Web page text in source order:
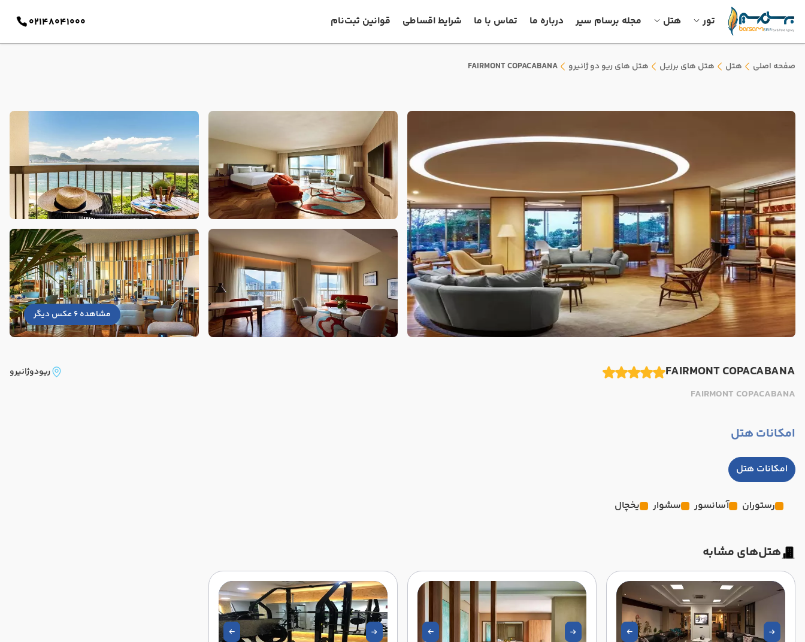
تور هتل مجله برسام سیر درباره ما تماس با ما شرایط اقساطی قوانین ثبت‌نام 02148041000
صفحه اصلی هتل هتل های برزیل هتل های ریو دو ژانیرو FAIRMONT COPACABANA
مشاهده 6 عکس دیگر
FAIRMONT COPACABANA
FAIRMONT COPACABANA
ریودوژانیرو
امکانات هتل
امکانات هتل
رستوران آسانسور سشوار یخچال
هتل‌های مشابه